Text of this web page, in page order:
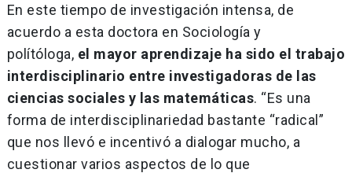
En este tiempo de investigación intensa, de
acuerdo a esta doctora en Sociología y
polítóloga, el mayor aprendizaje ha sido el trabajo
interdisciplinario entre investigadoras de las
ciencias sociales y las matemáticas. “Es una
forma de interdisciplinariedad bastante “radical”
que nos llevó e incentivó a dialogar mucho, a
cuestionar varios aspectos de lo que